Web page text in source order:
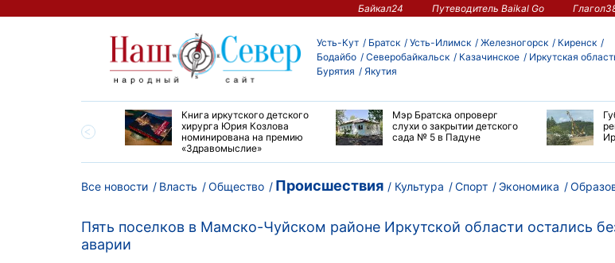
Байкал24 Путеводитель Baikal Go
Усть-Кут Братск Усть-Илимск Железногорск
Киренск
Бодайбо
Северобайкальск Казачинское
Иркутская
Бурятия
Якутия
большой эстафеты
Книга иркутского детского
хирурга Юрия Козлова
номинирована на премию
«Здравомыслие»
Мэр Братска опроверг
слухи о закрытии детского
сада № 5 в Падуне
Все новости Власть Общество Происшествия Культура Спорт Экономика
Пять поселков в Мамско-Чуйском районе Иркутской области остались
аварии